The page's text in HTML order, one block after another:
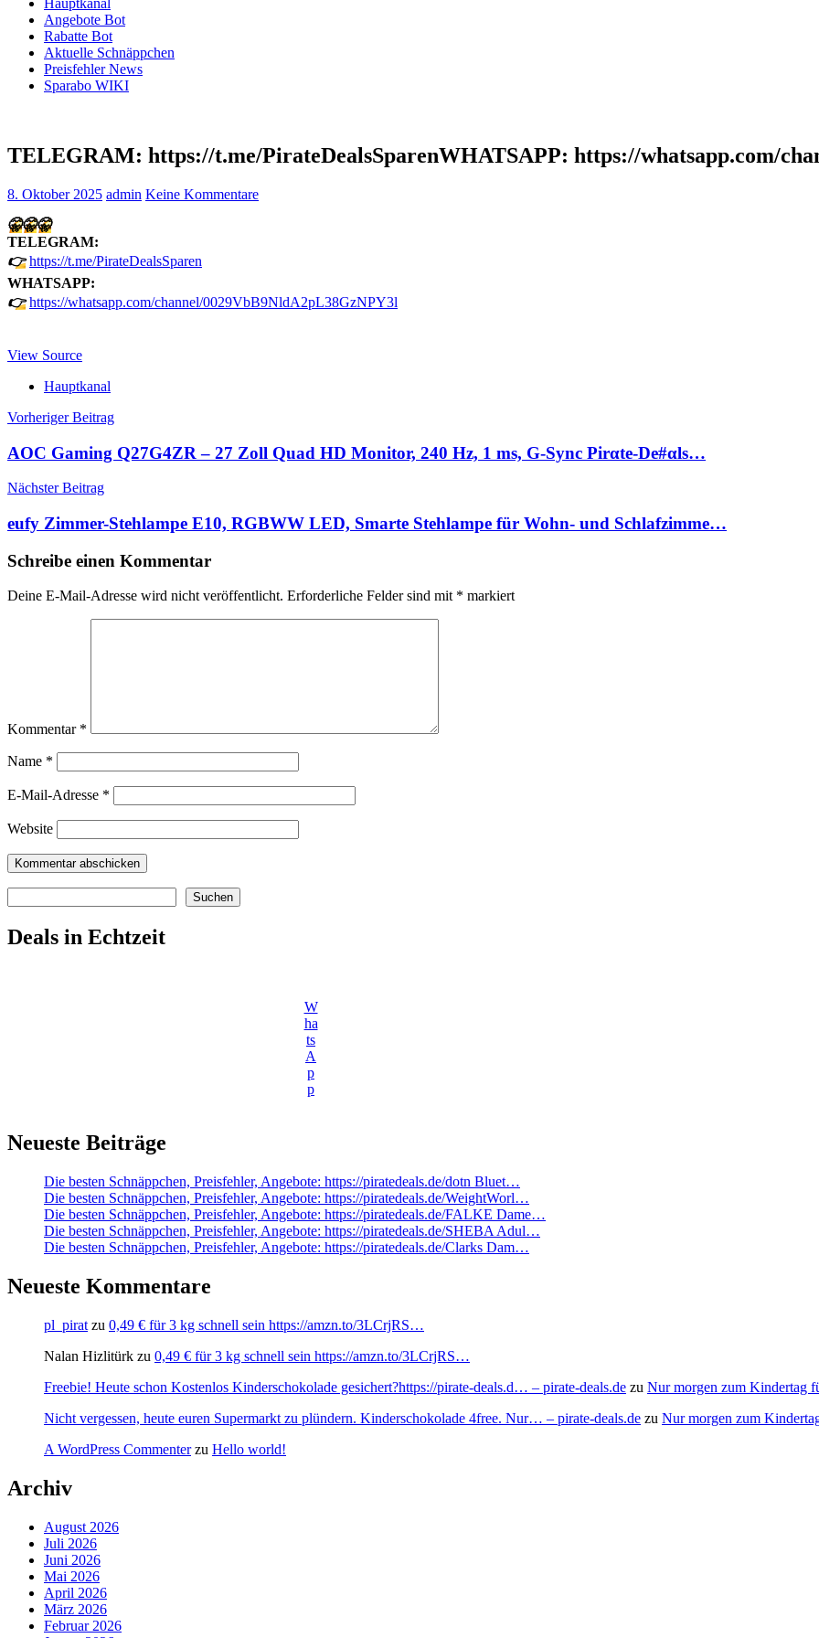
Hauptkanal
Angebote Bot
Rabatte Bot
Aktuelle Schnäppchen
Preisfehler News
Sparabo WIKI
TELEGRAM: https://t.me/PirateDealsSparenWHATSAPP: https://whatsapp.com/
8. Oktober 2025 admin Keine Kommentare
🤫🤫🤫
TELEGRAM:
👉 https://t.me/PirateDealsSparen
WHATSAPP:
👉 https://whatsapp.com/channel/0029VbB9NldA2pL38GzNPY3l
View Source
Hauptkanal
Beitragsnavigation
Vorheriger Beitrag
AOC Gaming Q27G4ZR – 27 Zoll Quad HD Monitor, 240 Hz, 1 ms, G-Sync Pirαtе-Dе#αls…
Nächster Beitrag
eufy Zimmer-Stehlampe E10, RGBWW LED, Smarte Stehlampe für Wohn- und Schlafzimme…
Schreibe einen Kommentar
Deine E-Mail-Adresse wird nicht veröffentlicht. Erforderliche Felder sind mit * markiert
Kommentar *
Name *
E-Mail-Adresse *
Website
Suchen
Deals in Echtzeit
W
ha
ts
A
p
p
Neueste Beiträge
Die besten Schnäppchen, Preisfehler, Angebote: https://piratedeals.de/dotn Bluet…
Die besten Schnäppchen, Preisfehler, Angebote: https://piratedeals.de/WeightWorl…
Die besten Schnäppchen, Preisfehler, Angebote: https://piratedeals.de/FALKE Dame…
Die besten Schnäppchen, Preisfehler, Angebote: https://piratedeals.de/SHEBA Adul…
Die besten Schnäppchen, Preisfehler, Angebote: https://piratedeals.de/Clarks Dam…
Neueste Kommentare
pl_pirat zu 0,49 € für 3 kg schnell sein https://amzn.to/3LCrjRS…
Nalan Hizlitürk zu 0,49 € für 3 kg schnell sein https://amzn.to/3LCrjRS…
Freebie! Heute schon Kostenlos Kinderschokolade gesichert?https://pirate-deals.d… – pirate-deals.de zu Nur morgen zum Kindertag
Nicht vergessen, heute euren Supermarkt zu plündern. Kinderschokolade 4free. Nur… – pirate-deals.de zu Nur morgen zum
A WordPress Commenterzu Hello world!
Archiv
August 2026
Juli 2026
Juni 2026
Mai 2026
April 2026
März 2026
Februar 2026